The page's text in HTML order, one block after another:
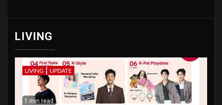
LIVING
LIVING UPDATE
1 min read